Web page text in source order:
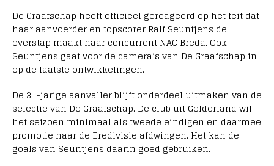
De Graafschap heeft officieel gereageerd op het feit dat
haar aanvoerder en topscorer Ralf Seuntjens de
overstap maakt naar concurrent NAC Breda. Ook
Seuntjens gaat voor de camera’s van De Graafschap in
op de laatste ontwikkelingen.
De 31-jarige aanvaller blijft onderdeel uitmaken van de
selectie van De Graafschap. De club uit Gelderland wil
het seizoen minimaal als tweede eindigen en daarmee
promotie naar de Eredivisie afdwingen. Het kan de
goals van Seuntjens daarin goed gebruiken.